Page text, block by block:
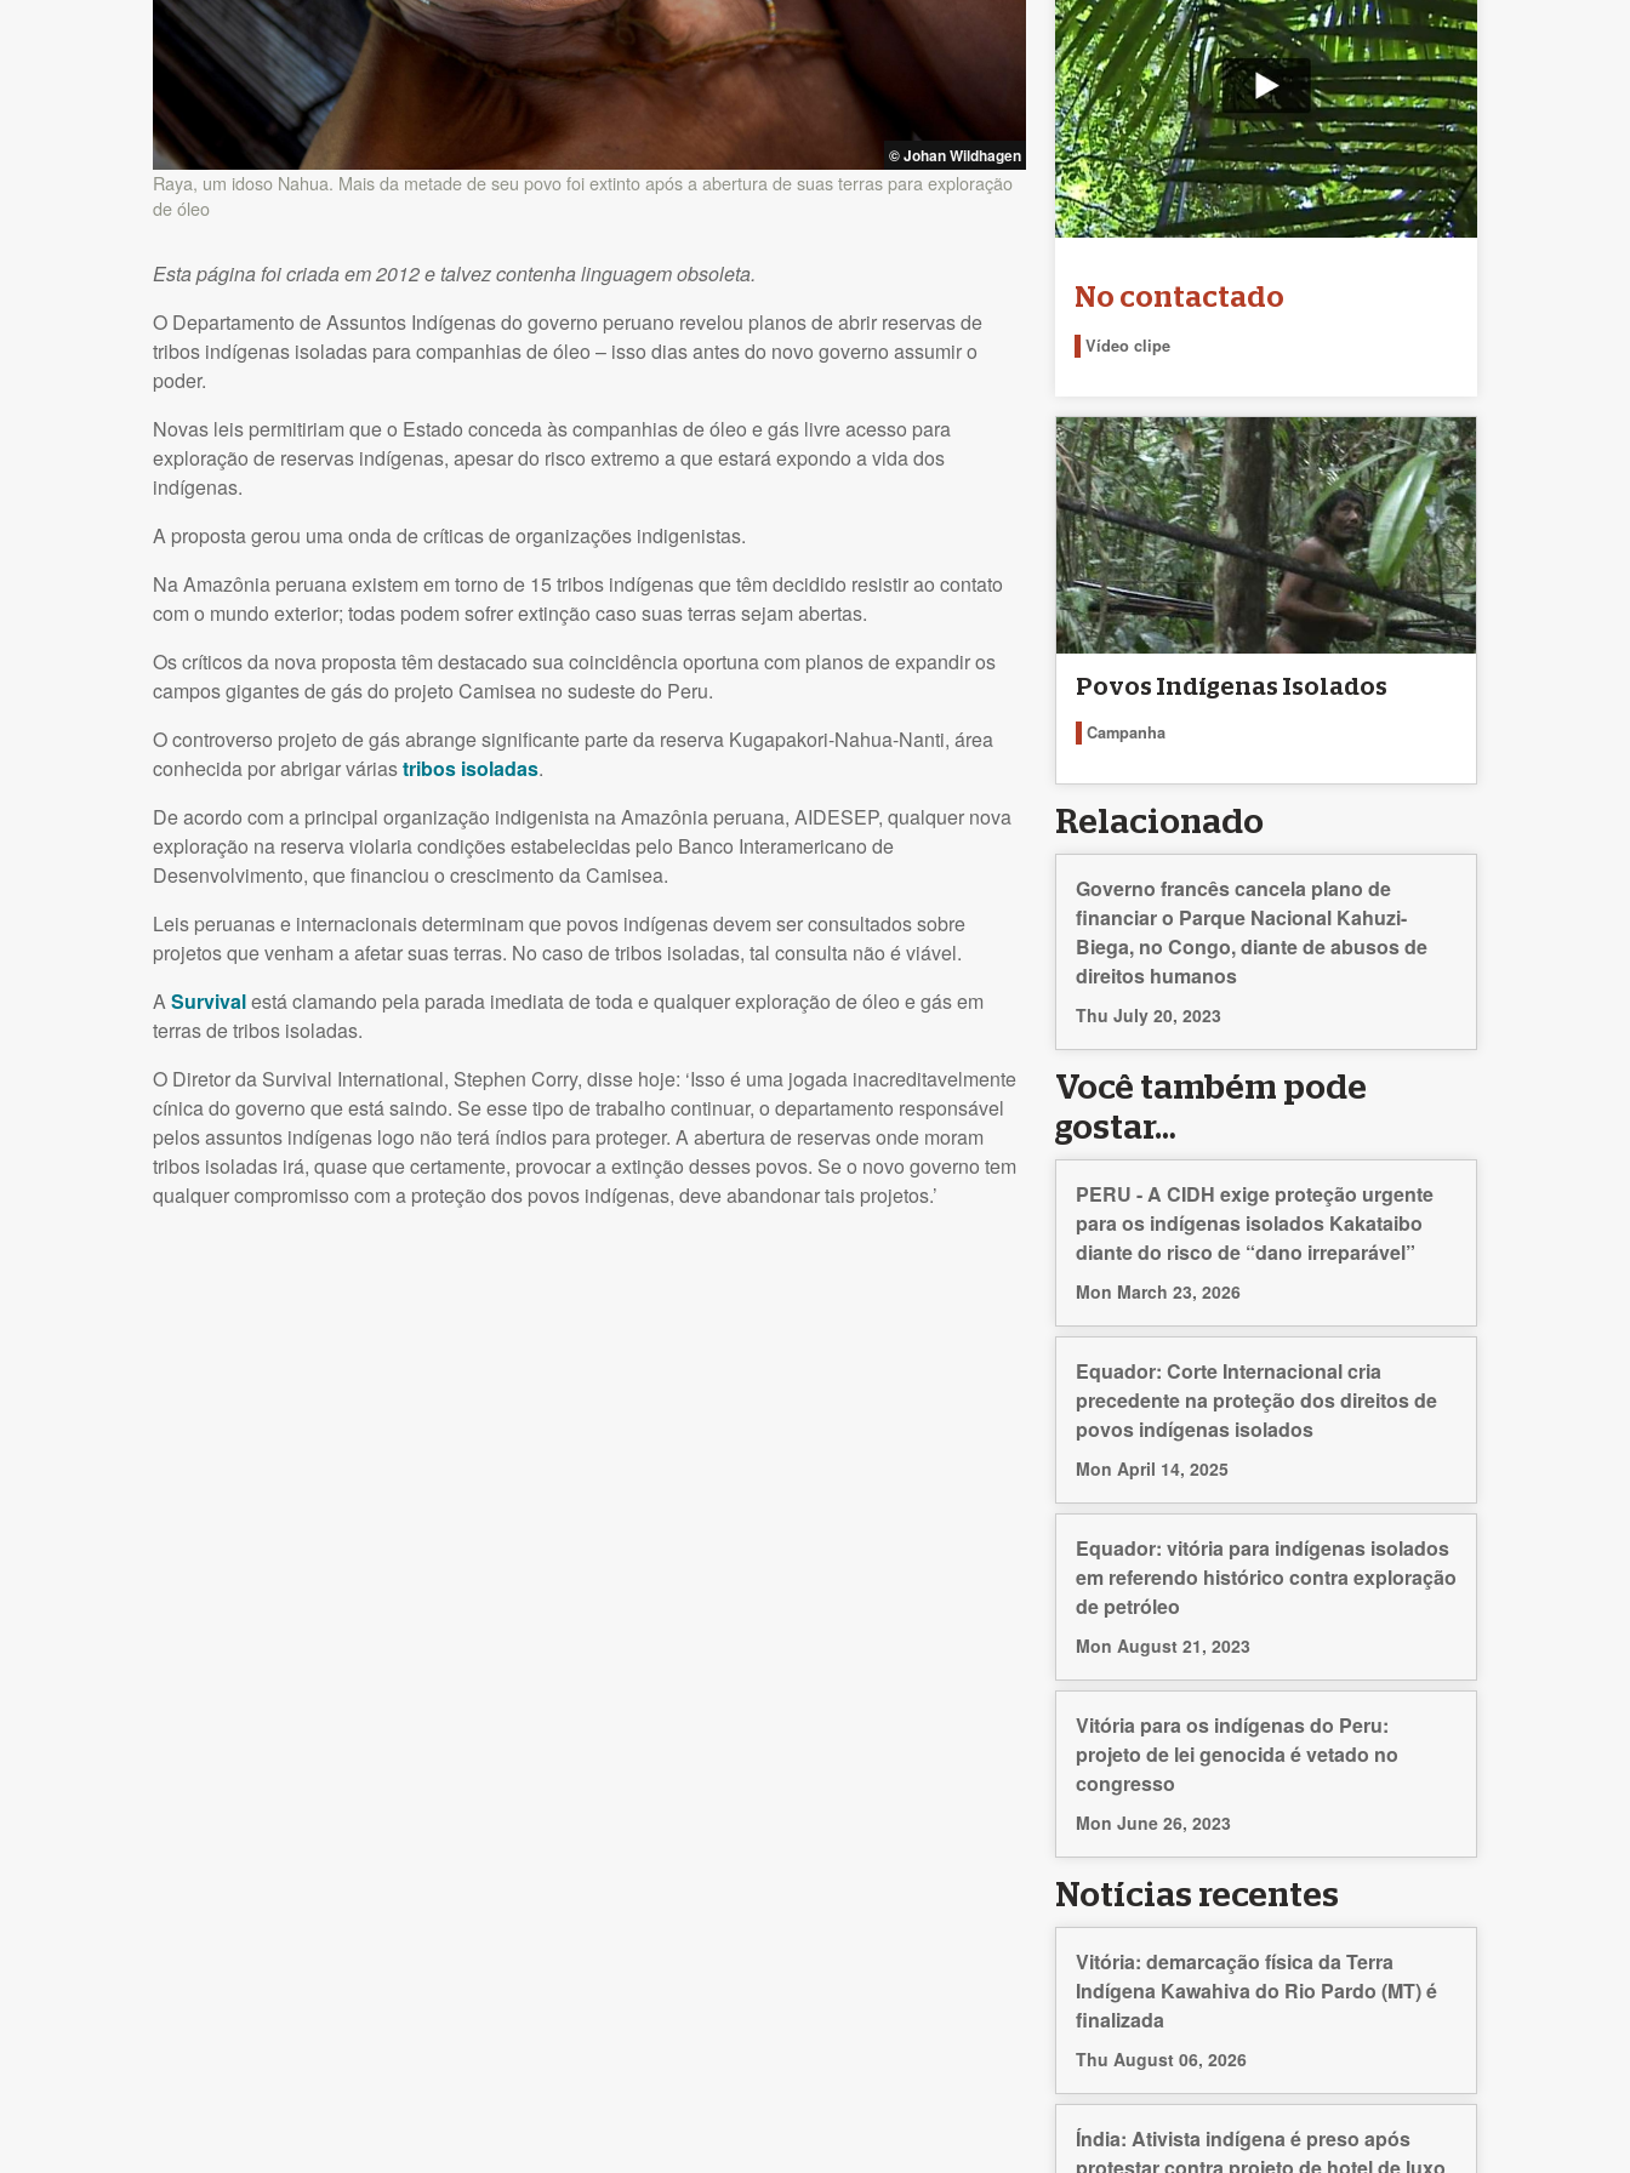
© Johan Wildhagen
Raya, um idoso Nahua. Mais da metade de seu povo foi extinto após a abertura de suas terras para exploração
de óleo
Esta página foi criada em 2012 e talvez contenha linguagem obsoleta.
O Departamento de Assuntos Indígenas do governo peruano revelou planos de abrir reservas de
tribos indígenas isoladas para companhias de óleo – isso dias antes do novo governo assumir o
poder.
Novas leis permitiriam que o Estado conceda às companhias de óleo e gás livre acesso para
exploração de reservas indígenas, apesar do risco extremo a que estará expondo a vida dos
indígenas.
A proposta gerou uma onda de críticas de organizações indigenistas.
Na Amazônia peruana existem em torno de 15 tribos indígenas que têm decidido resistir ao contato
com o mundo exterior; todas podem sofrer extinção caso suas terras sejam abertas.
Os críticos da nova proposta têm destacado sua coincidência oportuna com planos de expandir os
campos gigantes de gás do projeto Camisea no sudeste do Peru.
O controverso projeto de gás abrange significante parte da reserva Kugapakori-Nahua-Nanti, área
conhecida por abrigar váriastribos isoladas.
De acordo com a principal organização indigenista na Amazônia peruana, AIDESEP, qualquer nova
exploração na reserva violaria condições estabelecidas pelo Banco Interamericano de
Desenvolvimento, que financiou o crescimento da Camisea.
Leis peruanas e internacionais determinam que povos indígenas devem ser consultados sobre
projetos que venham a afetar suas terras. No caso de tribos isoladas, tal consulta não é viável.
ASurvivalestá clamando pela parada imediata de toda e qualquer exploração de óleo e gás em
terras de tribos isoladas.
O Diretor da Survival International, Stephen Corry, disse hoje: ‘Isso é uma jogada inacreditavelmente
cínica do governo que está saindo. Se esse tipo de trabalho continuar, o departamento responsável
pelos assuntos indígenas logo não terá índios para proteger. A abertura de reservas onde moram
tribos isoladas irá, quase que certamente, provocar a extinção desses povos. Se o novo governo tem
qualquer compromisso com a proteção dos povos indígenas, deve abandonar tais projetos.’
No contactado
Vídeo clipe
Povos Indígenas Isolados
Campanha
Relacionado
Governo francês cancela plano de
financiar o Parque Nacional Kahuzi-
Biega, no Congo, diante de abusos de
direitos humanos
Thu July 20, 2023
Você também pode
gostar…
PERU - A CIDH exige proteção urgente
para os indígenas isolados Kakataibo
diante do risco de “dano irreparável”
Mon March 23, 2026
Equador: Corte Internacional cria
precedente na proteção dos direitos de
povos indígenas isolados
Mon April 14, 2025
Equador: vitória para indígenas isolados
em referendo histórico contra exploração
de petróleo
Mon August 21, 2023
Vitória para os indígenas do Peru:
projeto de lei genocida é vetado no
congresso
Mon June 26, 2023
Notícias recentes
Vitória: demarcação física da Terra
Indígena Kawahiva do Rio Pardo (MT) é
finalizada
Thu August 06, 2026
Índia: Ativista indígena é preso após